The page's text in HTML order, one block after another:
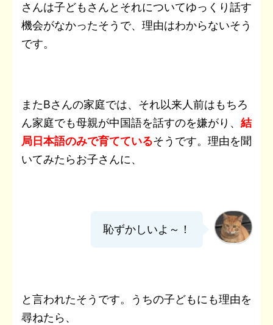
さんは子どもさんとそれについてゆっくり話す
機会がなかったそうで、理由はわからないそう
です。
またBさんの家庭では、それ以来人前はもちろ
ん家庭でも母親が中国語を話すのを嫌がり、 結
局日本語のみで育てているそうです。理由を聞
いてみたらお子さんに、
恥ずかしいよ～！
と言われたそうです。
うちの子どもにも理由を
尋ねたら、